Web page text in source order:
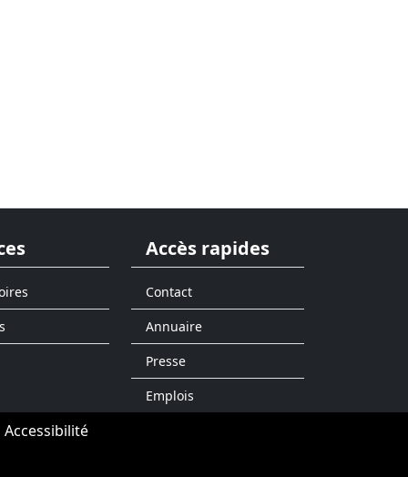
Accès rapides
Contact
Annuaire
Presse
Emplois
Accessibilité